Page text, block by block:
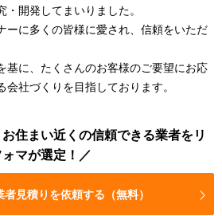
開発してまいりました。
ーに多くの皆様に愛され、信頼をいただ
基に、たくさんのお客様のご要望にお応
社づくりを目指しております。
住まい近くの信頼できる業者をリ
マが選定！
者見積りを依頼する（無料）